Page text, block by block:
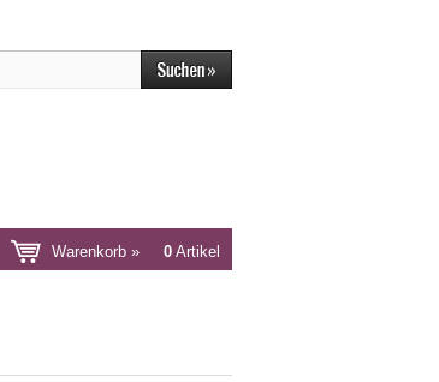
Warenkorb » 0 Artikel